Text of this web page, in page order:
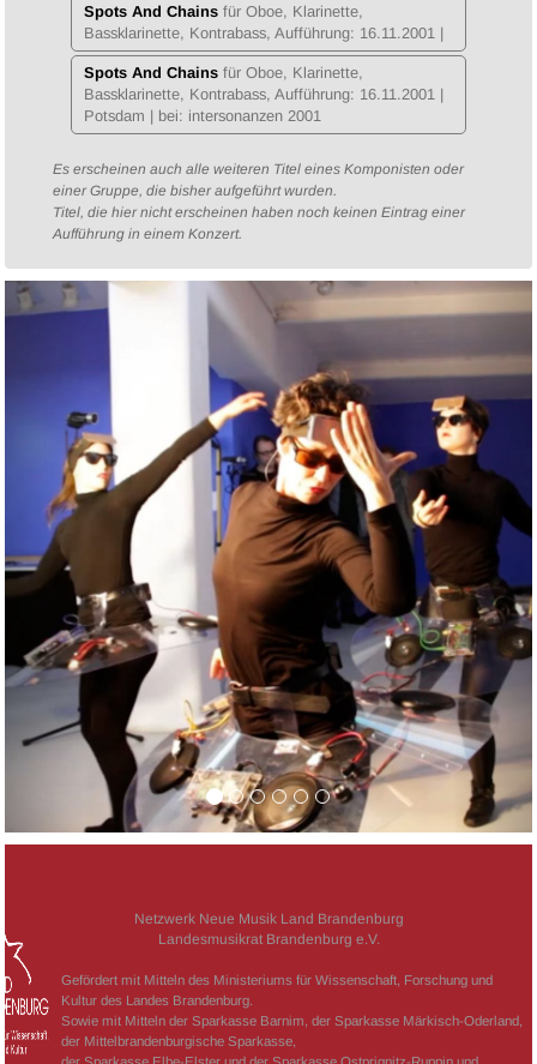
Spots And Chains für Oboe, Klarinette,
Bassklarinette, Kontrabass, Aufführung: 16.11.2001 |
Spots And Chains für Oboe, Klarinette,
Bassklarinette, Kontrabass, Aufführung: 16.11.2001 |
Potsdam | bei: intersonanzen 2001
Es erscheinen auch alle weiteren Titel eines Komponisten oder
einer Gruppe, die bisher aufgeführt wurden.
Titel, die hier nicht erscheinen haben noch keinen Eintrag einer
Aufführung in einem Konzert.
Netzwerk Neue Musik Land Brandenburg
Landesmusikrat Brandenburg e.V.
Gefördert mit Mitteln des Ministeriums für Wissenschaft, Forschung und
Kultur des Landes Brandenburg.
Sowie mit Mitteln der Sparkasse Barnim, der Sparkasse Märkisch-Oderland,
der Mittelbrandenburgische Sparkasse,